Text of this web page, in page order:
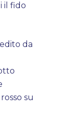
il fido
da
su